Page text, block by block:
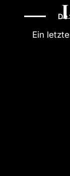
De
Ein